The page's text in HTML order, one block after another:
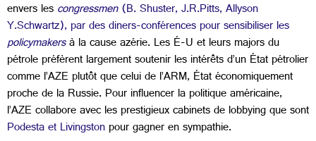
envers lescongressmen(B. Shuster, J.R.Pitts, Allyson
Y.Schwartz), par des diners-conférences pour sensibiliser les
policymakersà la cause azérie. Les É-U et leurs majors du
pétrole préfèrent largement soutenir les intérêts d’un État pétrolier
comme l’AZE plutôt que celui de l’ARM, État économiquement
proche de la Russie. Pour influencer la politique américaine,
l’AZE collabore avec les prestigieux cabinets de lobbying que sont
Podesta et Livingstonpour gagner en sympathie.